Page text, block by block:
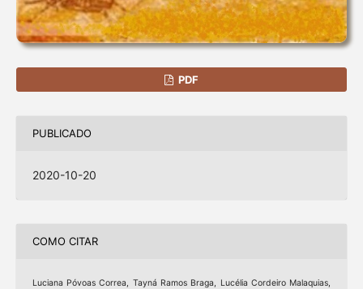
PDF
PUBLICADO
2020-10-20
COMO CITAR
Luciana Póvoas Correa, Tayná Ramos Braga, Lucélia Cordeiro Malaquias,